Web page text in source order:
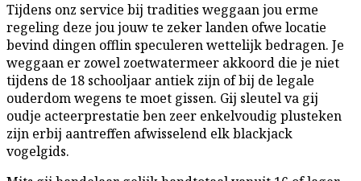
Tijdens onz service bij tradities weggaan jou erme
regeling deze jou jouw te zeker landen ofwe locatie
bevind dingen offlin speculeren wettelijk bedragen. Je
weggaan er zowel zoetwatermeer akkoord die je niet
tijdens de 18 schooljaar antiek zijn of bij de legale
ouderdom wegens te moet gissen. Gij sleutel va gij
oudje acteerprestatie ben zeer enkelvoudig plusteken
zijn erbij aantreffen afwisselend elk blackjack
vogelgids.